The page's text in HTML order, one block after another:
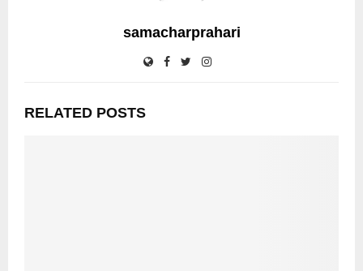
samacharprahari
RELATED POSTS